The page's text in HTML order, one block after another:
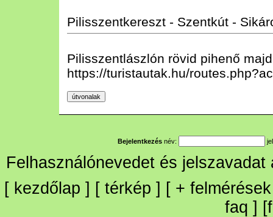
Pilisszentkereszt - Szentkút -
Pilisszentlászlón rövid pihenő
https://turistautak.hu/
Bejelentkezés név:
Felhasználónevedet és
[ kezdőlap ] [ térkép ] [ + felmérések
faq ] [